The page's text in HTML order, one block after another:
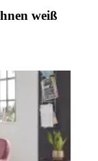
weiß